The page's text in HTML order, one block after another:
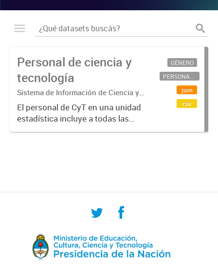
Personal de ciencia y
tecnología
Sistema de Información de Ciencia y
Tecnología Argentino (SICYTAR)
El personal de CyT en una unidad
estadística incluye a todas las
personas involucradas
GÉNERO
PERSONAL CIENTÍFICO-TECNOLÓGICO
json
csv